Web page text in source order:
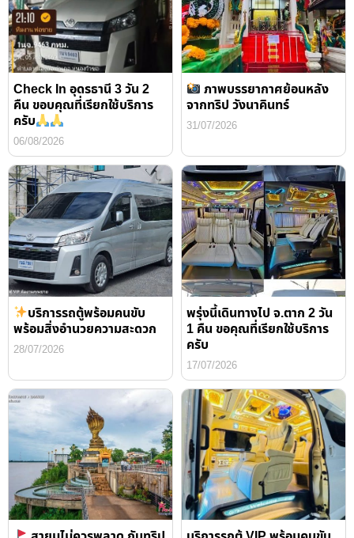
Check In อุดรธานี 3 วัน 2
คืน ขอบคุณที่เรียกใช้บริการ
ครับ
06/08/2026
ภาพบรรยากาศย้อนหลัง
จากทริป วังนาคินทร์
31/07/2026
บริการรถตู้พร้อมคนขับ
พร้อมสิ่งอำนวยความสะดวก
28/07/2026
พรุ่งนี้เดินทางไป จ.ตาก 2 วัน
1 คืน ขอคุณที่เรียกใช้บริการ
ครับ
17/07/2026